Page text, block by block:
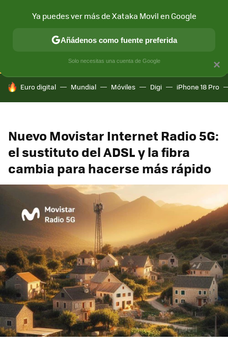
CONECTIVIDAD MÓVIL Y SOCIEDAD APLICACIONES
HOY SE HABLA DE
Euro digital Mundial Móviles Digi iPhone 18 Pro
Nuevo Movistar Internet Radio 5G:
el sustituto del ADSL y la fibra
cambia para hacerse más rápido
×
Ya puedes ver más de Xataka Movil en Google
Añádenos como fuente preferida
Solo necesitas una cuenta de Google